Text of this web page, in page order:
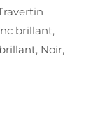
brillant,
Noir,